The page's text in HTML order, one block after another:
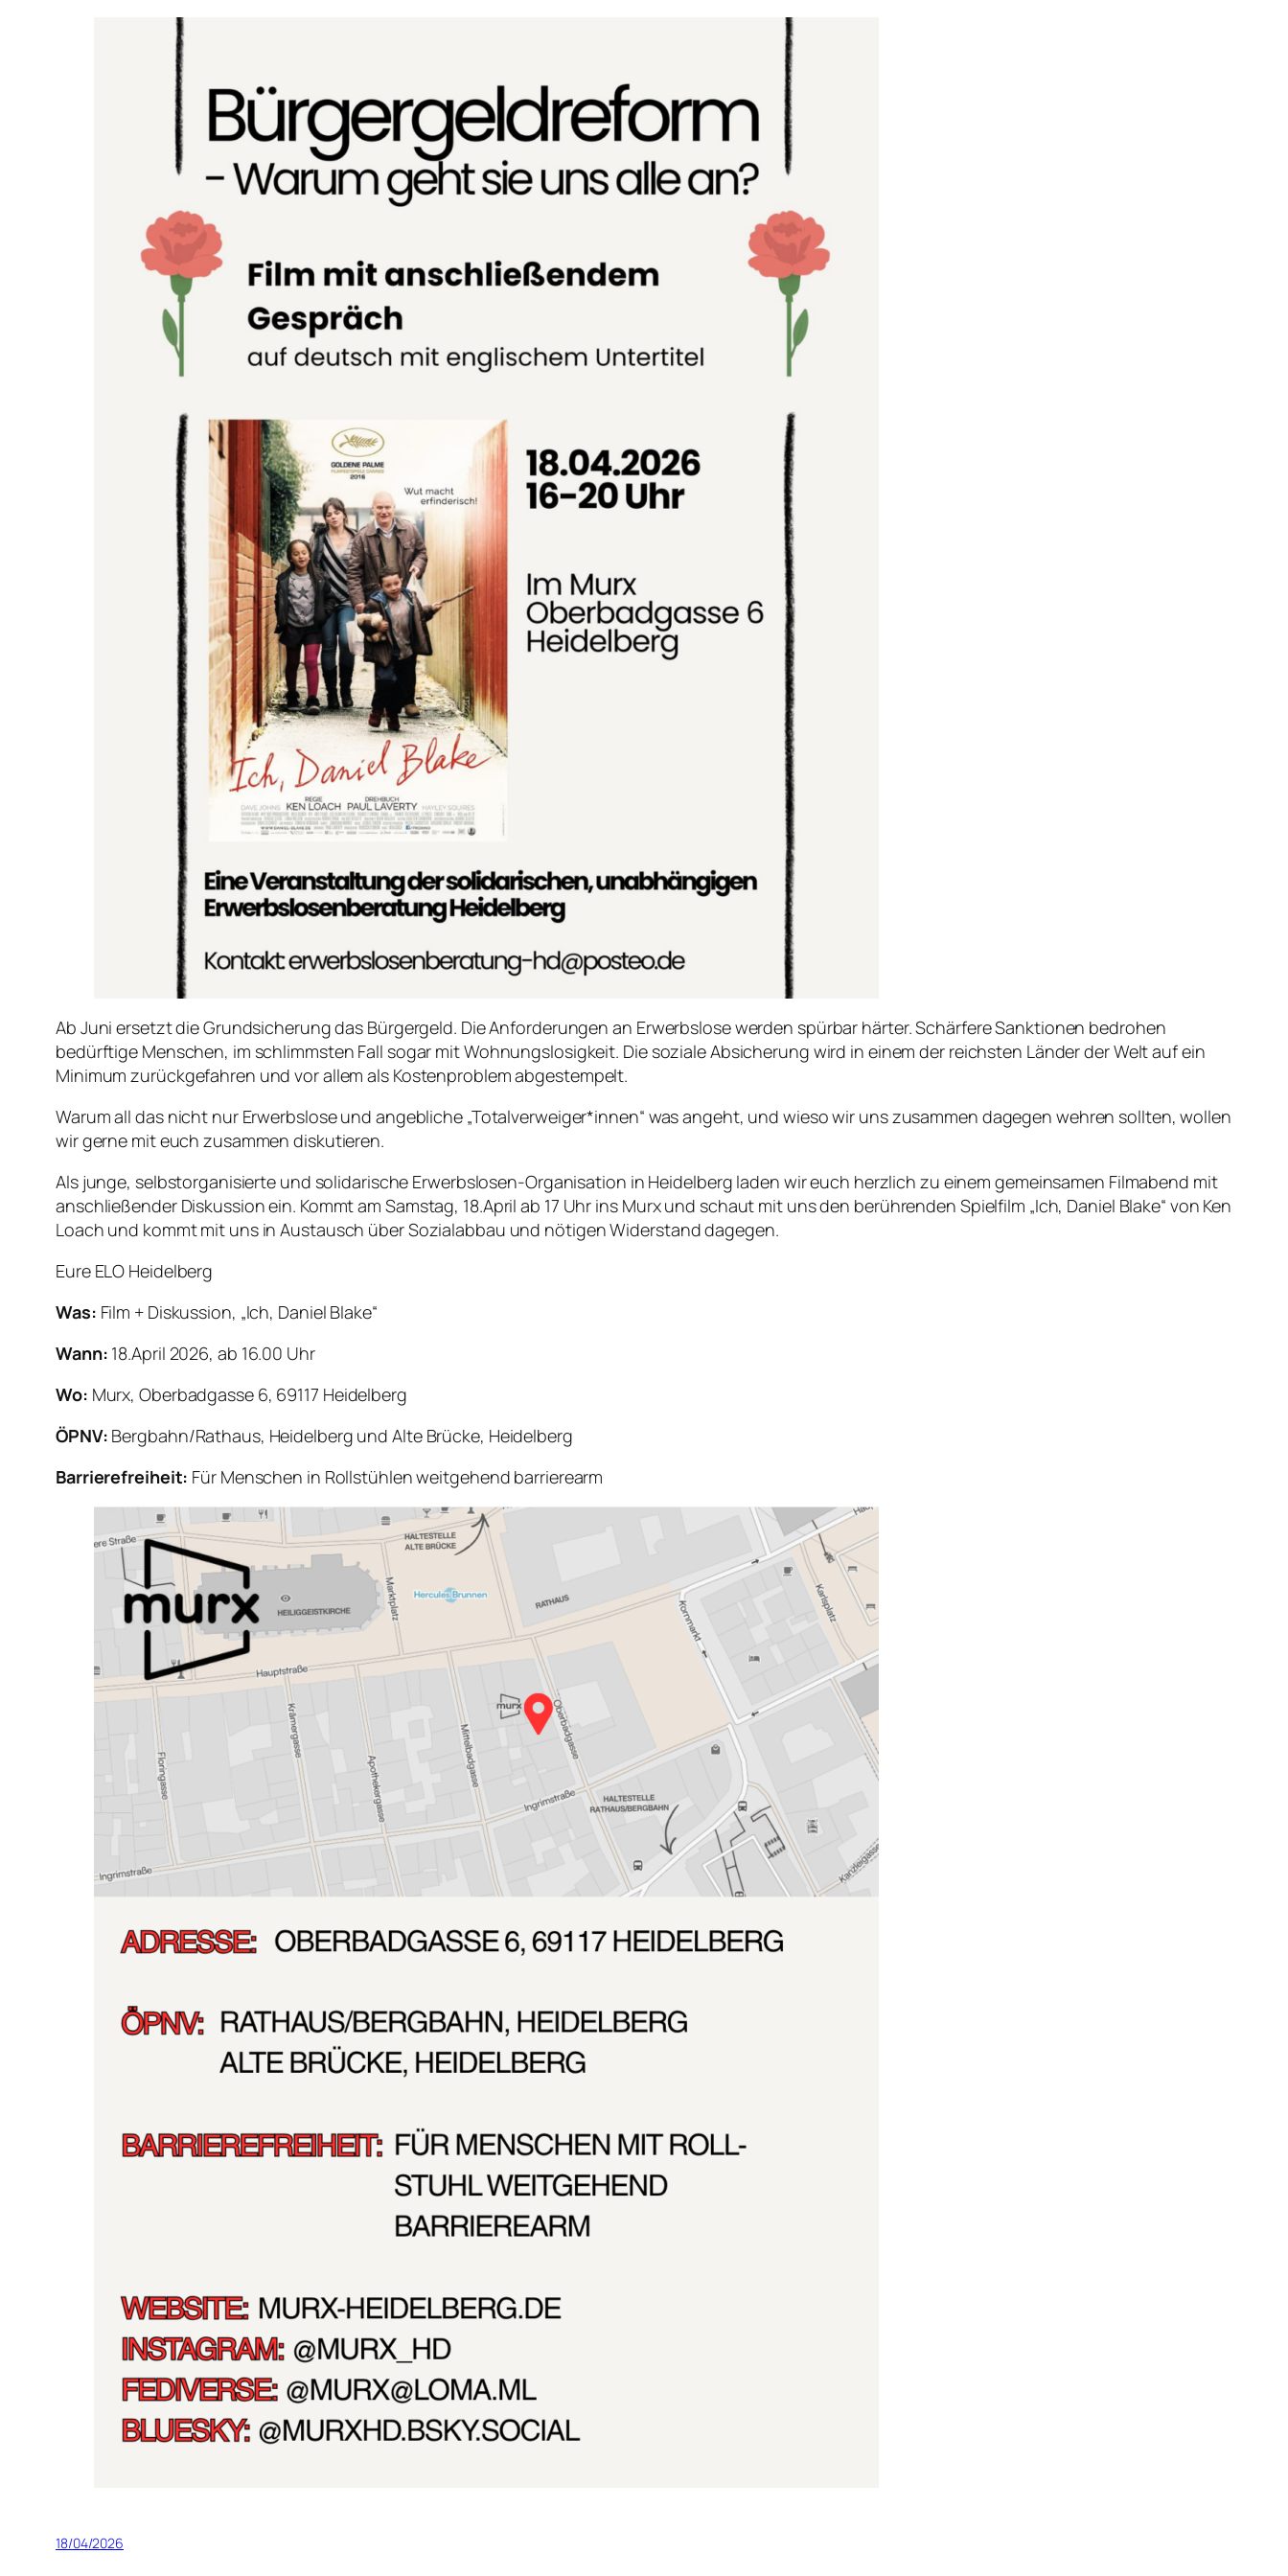
Ab Juni ersetzt die Grundsicherung das Bürgergeld. Die Anforderungen an Erwerbslose werden spürbar härter. Schärfere Sanktionen bedrohen
bedürftige Menschen, im schlimmsten Fall sogar mit Wohnungslosigkeit. Die soziale Absicherung wird in einem der reichsten Länder der Welt auf ein
Minimum zurückgefahren und vor allem als Kostenproblem abgestempelt.
Warum all das nicht nur Erwerbslose und angebliche „Totalverweiger*innen“ was angeht, und wieso wir uns zusammen dagegen wehren sollten, wollen
wir gerne mit euch zusammen diskutieren.
Als junge, selbstorganisierte und solidarische Erwerbslosen-Organisation in Heidelberg laden wir euch herzlich zu einem gemeinsamen Filmabend mit
anschließender Diskussion ein. Kommt am Samstag, 18.April ab 17 Uhr ins Murx und schaut mit uns den berührenden Spielfilm „Ich, Daniel Blake“ von Ken
Loach und kommt mit uns in Austausch über Sozialabbau und nötigen Widerstand dagegen.
Eure ELO Heidelberg
Was: Film + Diskussion, „Ich, Daniel Blake“
Wann: 18.April 2026, ab 16.00 Uhr
Wo: Murx, Oberbadgasse 6, 69117 Heidelberg
ÖPNV: Bergbahn/Rathaus, Heidelberg und Alte Brücke, Heidelberg
Barrierefreiheit: Für Menschen in Rollstühlen weitgehend barrierearm
18/04/2026